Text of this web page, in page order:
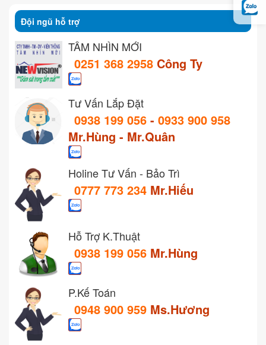
Đội ngũ hỗ trợ
TẦM NHÌN MỚI
0251 368 2958 Công Ty
Tư Vấn Lắp Đặt
0938 199 056 - 0933 900 958
Mr.Hùng - Mr.Quân
Holine Tư Vấn - Bảo Trì
0777 773 234 Mr.Hiếu
Hỗ Trợ K.Thuật
0938 199 056 Mr.Hùng
P.Kế Toán
0948 900 959 Ms.Hương